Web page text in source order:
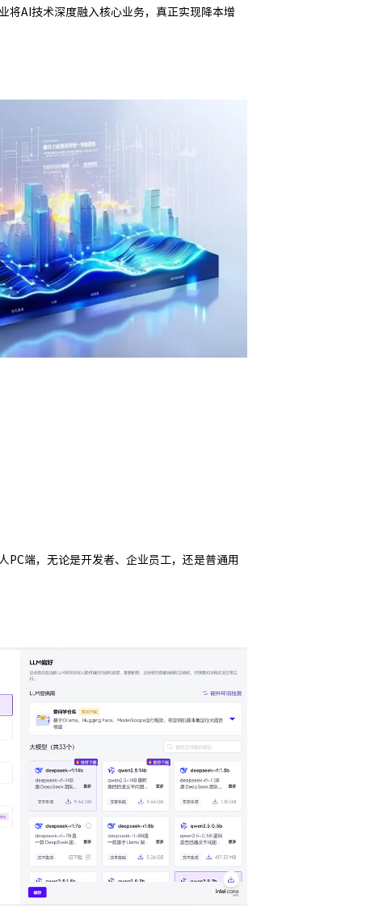
将AI技术深度融入核心业务，真正实现降本增
端，无论是开发者、企业员工，还是普通用